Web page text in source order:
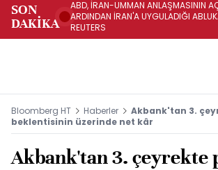
SON
DAKİKA
ABD, İRAN-UMMAN ANLAŞMASININ
ARDINDAN İRAN'A UYGULADIĞI
REUTERS
Bloomberg HT Haberler
Akbank'tan 3.
beklentisinin üzerinde net kâr
Akbank'tan 3. çeyrekte